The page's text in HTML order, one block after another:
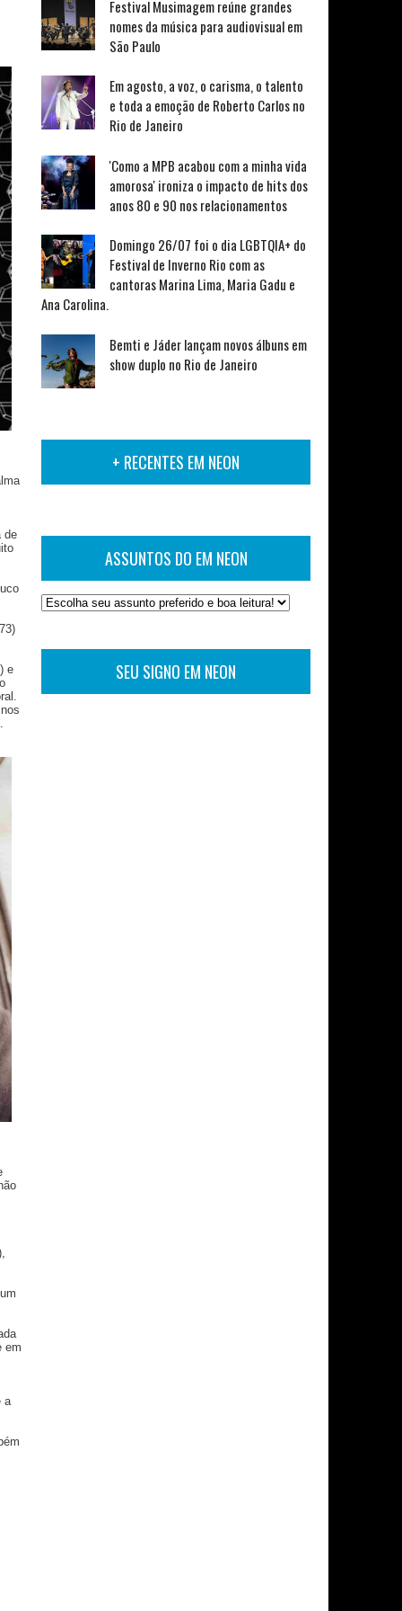
de
e
em
a
Festival Musimagem reúne grandes
nomes da música para audiovisual em
São Paulo
Em agosto, a voz, o carisma, o talento
e toda a emoção de Roberto Carlos no
Rio de Janeiro
'Como a MPB acabou com a minha vida
amorosa' ironiza o impacto de hits dos
anos 80 e 90 nos relacionamentos
Domingo 26/07 foi o dia LGBTQIA+ do
Festival de Inverno Rio com as
cantoras Marina Lima, Maria Gadu e
Ana Carolina.
Bemti e Jáder lançam novos álbuns em
show duplo no Rio de Janeiro
+ RECENTES EM NEON
ASSUNTOS DO EM NEON
SEU SIGNO EM NEON